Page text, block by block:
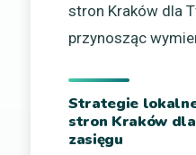
stron Kraków dla
przynosząc
Strategie
stron Kraków
zasięgu